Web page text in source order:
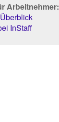
Arbeitnehmer:
InStaff